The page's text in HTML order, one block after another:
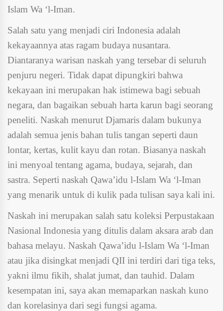
Islam Wa ‘l-Iman.
Salah satu yang menjadi ciri Indonesia adalah
kekayaannya atas ragam budaya nusantara.
Diantaranya warisan naskah yang tersebar di seluruh
penjuru negeri. Tidak dapat dipungkiri bahwa
kekayaan ini merupakan hak istimewa bagi sebuah
negara, dan bagaikan sebuah harta karun bagi seorang
peneliti. Naskah menurut Djamaris dalam bukunya
adalah semua jenis bahan tulis tangan seperti daun
lontar, kertas, kulit kayu dan rotan. Biasanya naskah
ini menyoal tentang agama, budaya, sejarah, dan
sastra. Seperti naskah Qawa’idu l-Islam Wa ‘l-Iman
yang menarik untuk di kulik pada tulisan saya kali ini.
Naskah ini merupakan salah satu koleksi Perpustakaan
Nasional Indonesia yang ditulis dalam aksara arab dan
bahasa melayu. Naskah Qawa’idu l-Islam Wa ‘l-Iman
atau jika disingkat menjadi QII ini terdiri dari tiga teks,
yakni ilmu fikih, shalat jumat, dan tauhid. Dalam
kesempatan ini, saya akan memaparkan naskah kuno
dan korelasinya dari segi fungsi agama.